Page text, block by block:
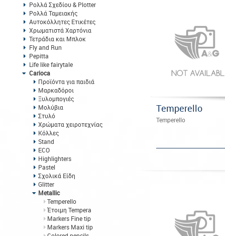
Ρολλά Σχεδίου & Plotter
Ρολλά Ταμειακής
Αυτοκόλλητες Ετικέτες
Χρωματιστά Χαρτόνια
Τετράδια και Μπλοκ
Fly and Run
Pepitta
Life like fairytale
Carioca
Προϊόντα για παιδιά
Μαρκαδόροι
Ξυλομπογιές
Μολύβια
Στυλό
Χρώματα χειροτεχνίας
Κόλλες
Stand
ECO
Highlighters
Pastel
Σχολικά Είδη
Glitter
Metallic
Temperello
Έτοιμη Tempera
Markers Fine tip
Markers Maxi tip
Temperello
Temperello